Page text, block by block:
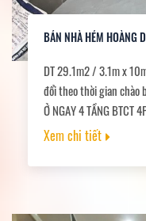
BÁN NHÀ HẺM HOÀNG
DT 29.1m2 / 3.1m x
đổi theo thời gian chào
Ở NGAY 4 TẦNG
3,14M dài 10M Hoàn
bán ngay.--
Xem chi tiết